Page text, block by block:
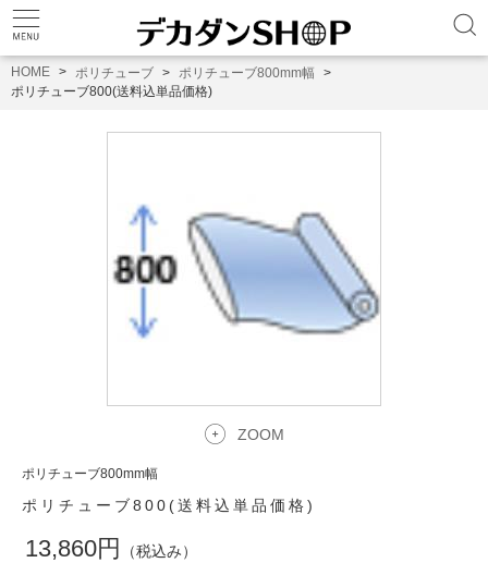
HOME ポリチューブ
ポリチューブ800mm幅
ポリチューブ800(送料込単品価格)
ZOOM
ポリチューブ800mm幅
ポリチューブ800(送料込単品価格)
13,860円 （税込み）